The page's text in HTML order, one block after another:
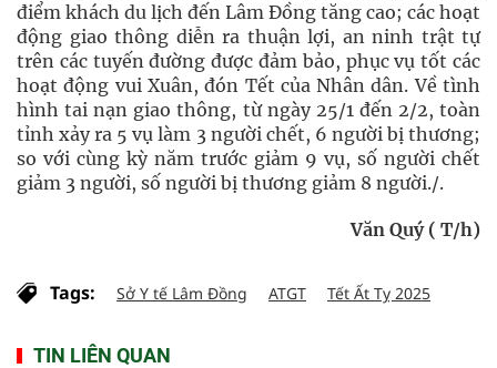
điểm khách du lịch đến Lâm Đồng tăng cao; các hoạt
động giao thông diễn ra thuận lợi, an ninh trật tự
trên các tuyến đường được đảm bảo, phục vụ tốt các
hoạt động vui Xuân, đón Tết của Nhân dân. Về tình
hình tai nạn giao thông, từ ngày 25/1 đến 2/2, toàn
tỉnh xảy ra 5 vụ làm 3 người chết, 6 người bị thương;
so với cùng kỳ năm trước giảm 9 vụ, số người chết
giảm 3 người, số người bị thương giảm 8 người./.
Văn Quý ( T/h)
Tags: Sở Y tế Lâm Đồng ATGT Tết Ất Tỵ 2025
TIN LIÊN QUAN